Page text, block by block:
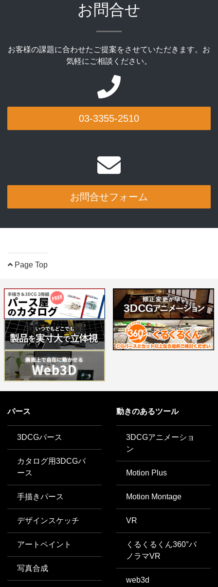
お問合せ
お客様の課題に合わせたご提案をさせていただきます。お
気軽にご相談ください。
03-3355-2510
お問合せフォーム
Page Top
パース
3DCGパース
カタログ用3DCGパ
ース
手描きパース
デザインスケッチ
アートペイント
写真合成
動きのあるツール
3DCGアニメーショ
ン
Motion Plus
Motion Montage
VR
くるくるくん360°パ
ノラマVR
web3d